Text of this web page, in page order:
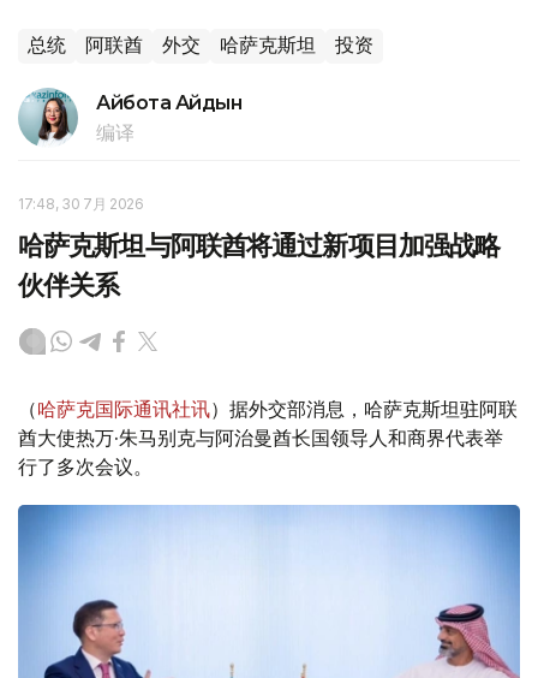
总统 阿联酋 外交 哈萨克斯坦 投资
Айбота Айдын
编译
17:48, 30 7月 2026
哈萨克斯坦与阿联酋将通过新项目加强战略
伙伴关系
（哈萨克国际通讯社讯）据外交部消息，哈萨克斯坦驻阿联
酋大使热万·朱马别克与阿治曼酋长国领导人和商界代表举
行了多次会议。